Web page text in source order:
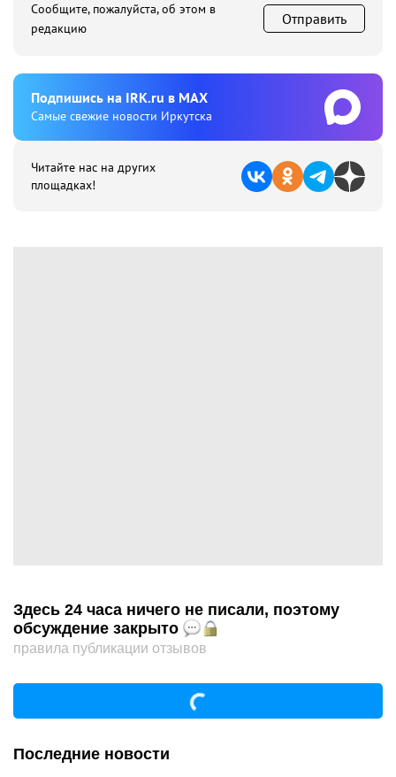
Сообщите, пожалуйста, об этом в
редакцию
Отправить
Подпишиcь на IRK.ru в MAX
Cамые свежие новости Иркутска
Читайте нас на других
площадках!
Здесь 24 часа ничего не писали, поэтому
обсуждение закрыто
правила публикации отзывов
Последние новости